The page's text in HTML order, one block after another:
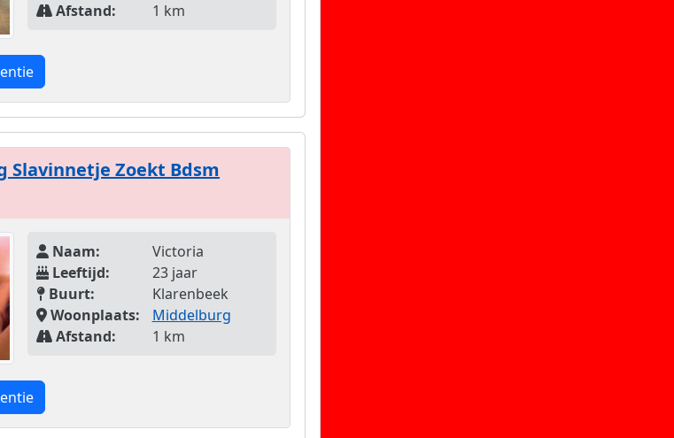
Afstand:
1 km
Slavinnetje Zoekt Bdsm
Naam:
Victoria
Leeftijd:
23 jaar
Buurt:
Klarenbeek
Woonplaats:
Middelburg
Afstand:
1 km